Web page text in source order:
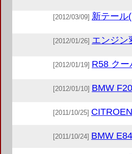
[2012/03/09] 新テール
[2012/01/26] エンジン
[2012/01/19] R58 ク
[2012/01/10] BMW
[2011/10/25]
[2011/10/24] BMW